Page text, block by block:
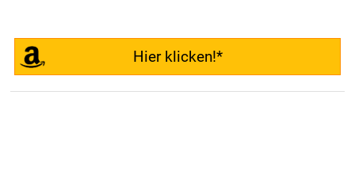
Hier klicken!*